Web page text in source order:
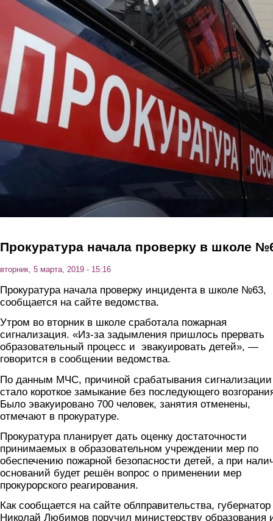
Перейти к основному содержанию
Прокуратура начала проверку в школе
вторник, 5 марта, 2019 - 15:16
Прокуратура начала проверку инцидента в школе №63,
сообщается на сайте ведомства.
Утром во вторник в школе сработала пожарная
сигнализация. «Из-за задымления пришлось прервать
образовательный процесс и эвакуировать детей», —
говорится в сообщении ведомства.
По данным МЧС, причиной срабатывания сигнализации
стало короткое замыкание без последующего
Было эвакуировано 700 человек, занятия отменены,
отмечают в прокуратуре.
Прокуратура планирует дать оценку достаточности
принимаемых в образовательном учреждении мер по
обеспечению пожарной безопасности детей, а при
оснований будет решён вопрос о применении мер
прокурорского реагирования.
Как сообщается на сайте облправительства, губернатор
Николай Любимов поручил министерству образования